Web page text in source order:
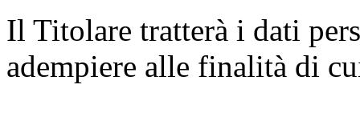
Il Titolare tratterà i dati
adempiere alle finalità di